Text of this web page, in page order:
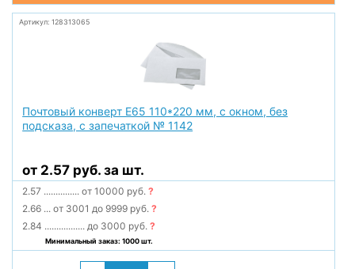
Артикул: 128313065
Почтовый конверт Е65 110*220 мм, с окном, без
подсказа, с запечаткой № 1142
от 2.57 руб. за шт.
2.57 ............... от 10000 руб.?
2.66 ... от 3001 до 9999 руб.?
2.84 ................. до 3000 руб.?
Минимальный заказ: 1000 шт.